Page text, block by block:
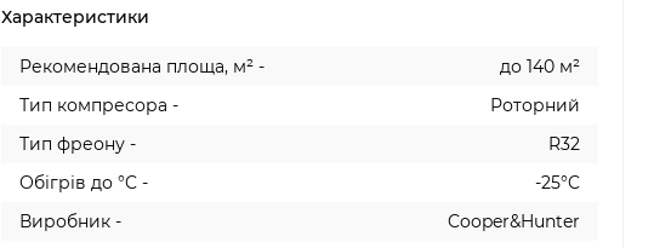
Характеристики
Рекомендована площа, м² -
до 140 м²
Тип компресора -
Роторний
Тип фреону -
R32
Обігрів до °C -
-25°C
Виробник -
Cooper&Hunter